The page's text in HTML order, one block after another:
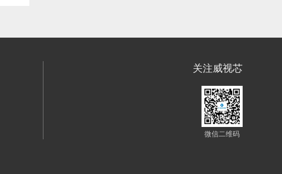
关注威视芯
微信二维码